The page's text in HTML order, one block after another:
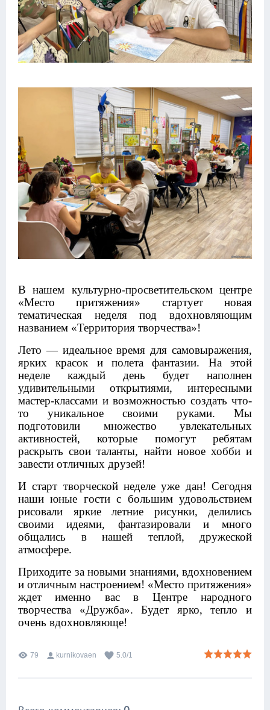
В нашем культурно-просветительском центре
«Место притяжения» стартует новая
тематическая неделя под вдохновляющим
названием «Территория творчества»!
Лето — идеальное время для самовыражения,
ярких красок и полета фантазии. На этой
неделе каждый день будет наполнен
удивительными открытиями, интересными
мастер-классами и возможностью создать что-
то уникальное своими руками. Мы
подготовили множество увлекательных
активностей, которые помогут ребятам
раскрыть свои таланты, найти новое хобби и
завести отличных друзей!
И старт творческой неделе уже дан! Сегодня
наши юные гости с большим удовольствием
рисовали яркие летние рисунки, делились
своими идеями, фантазировали и много
общались в нашей теплой, дружеской
атмосфере.
Приходите за новыми знаниями, вдохновением
и отличным настроением! «Место притяжения»
ждет именно вас в Центре народного
творчества «Дружба». Будет ярко, тепло и
очень вдохновляюще!
79 kurnikovaen 5.0/1